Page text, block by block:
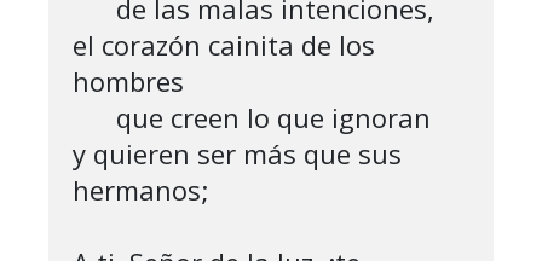
el corazón cainita de los
hombres
y quieren ser más que sus
hermanos;